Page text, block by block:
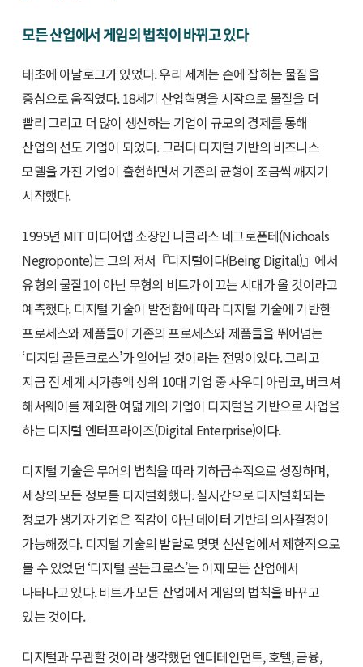
모든 산업에서 게임의 법칙이 바뀌고 있다
태초에 아날로그가 있었다. 우리 세계는 손에 잡히는 물질을
중심으로 움직였다. 18세기 산업혁명을 시작으로 물질을 더
빨리 그리고 더 많이 생산하는 기업이 규모의 경제를 통해
산업의 선도 기업이 되었다. 그러다 디지털 기반의 비즈니스
모델을 가진 기업이 출현하면서 기존의 균형이 조금씩 깨지기
시작했다.
1995년 MIT 미디어랩 소장인 니콜라스 네그로폰테(Nichoals
Negroponte)는 그의 저서『디지털이다(Being Digital)』에서
유형의 물질1이 아닌 무형의 비트가 이끄는 시대가 올 것이라고
예측했다. 디지털 기술이 발전함에 따라 디지털 기술에 기반한
프로세스와 제품들이 기존의 프로세스와 제품들을 뛰어넘는
‘디지털 골든크로스’가 일어날 것이라는 전망이었다. 그리고
지금 전 세계 시가총액 상위 10대 기업 중 사우디 아람코, 버크셔
해서웨이를 제외한 여덟 개의 기업이 디지털을 기반으로 사업을
하는 디지털 엔터프라이즈(Digital Enterprise)이다.
디지털 기술은 무어의 법칙을 따라 기하급수적으로 성장하며,
세상의 모든 정보를 디지털화했다. 실시간으로 디지털화되는
정보가 생기자 기업은 직감이 아닌 데이터 기반의 의사결정이
가능해졌다. 디지털 기술의 발달로 몇몇 신산업에서 제한적으로
볼 수 있었던 ‘디지털 골든크로스’는 이제 모든 산업에서
나타나고 있다. 비트가 모든 산업에서 게임의 법칙을 바꾸고
있는 것이다.
디지털과 무관할 것이라 생각했던 엔터테인먼트, 호텔, 금융,